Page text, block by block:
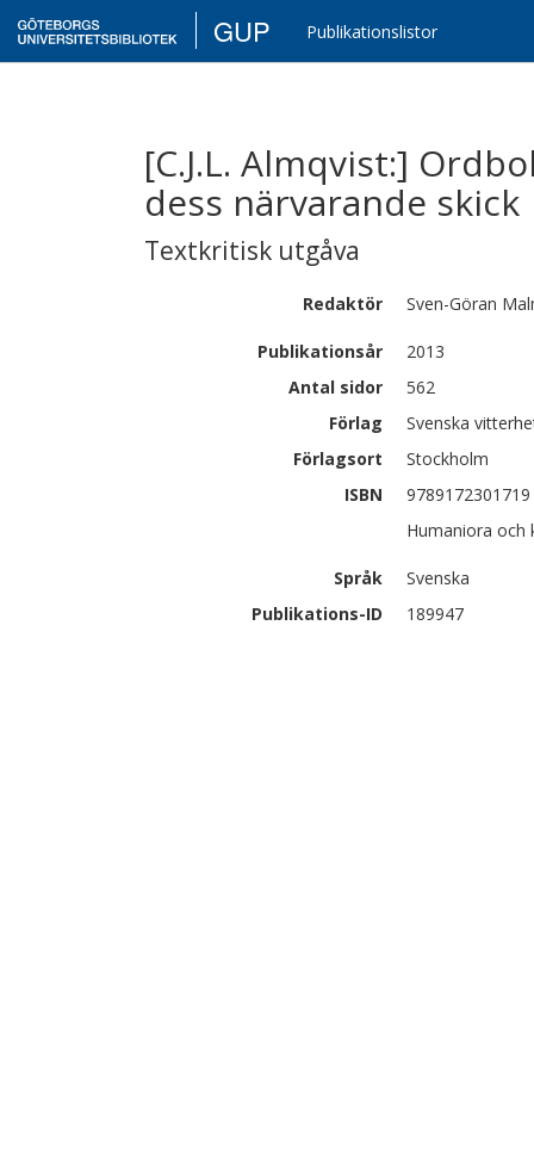
GUP Publikationslistor
[C.J.L. Almqvist:]
dess närvarande skick
Textkritisk utgåva
Redaktör Sven-Göran
Publikationsår
2013
Antal sidor
562
Förlag
Svenska
Förlagsort
Stockholm
ISBN
9789172301719
Humaniora
Språk
Svenska
Publikations-ID
189947